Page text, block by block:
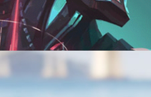
ง่าย ๆ ตามนี้เลย !!